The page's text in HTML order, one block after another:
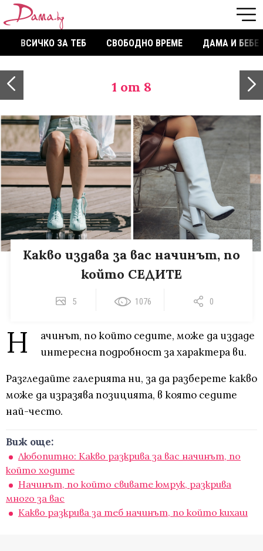
ВСИЧКО ЗА ТЕБ СВОБОДНО ВРЕМЕ ДАМА И БЕБЕ
1 от 8
Какво издава за вас начинът, по
който СЕДИТЕ
5 1076 0
Н
ачинът, по който седите, може да издаде
интересна подробност за характера ви.
Разгледайте галерията ни, за да разберете какво
може да изразява позицията, в която седите
най-често.
Виж още:
Любопитно: Какво разкрива за вас начинът, по
който ходите
Начинът, по който свивате юмрук, разкрива
много за вас
Какво разкрива за теб начинът, по който кихаш